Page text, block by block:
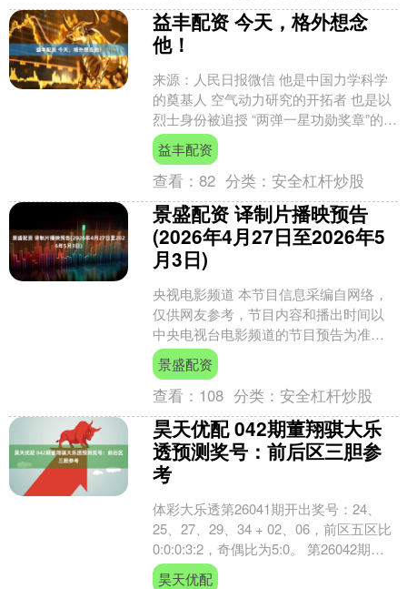
益丰配资 今天，格外想念
他！
来源：人民日报微信 他是中国力学科学
的奠基人 空气动力研究的开拓者 也是以
烈士身份被追授 “两弹一星功勋奖章”的科
学家 他是 今天是 郭永怀先生的诞辰 岁
月流转....
益丰配资
查看：82 分类：安全杠杆炒股
景盛配资 译制片播映预告
(2026年4月27日至2026年5
月3日)
央视电影频道 本节目信息采编自网络，
仅供网友参考，节目内容和播出时间以
中央电视台电影频道的节目预告为准。
2025年4月27日，星期一 13:47 【印度】
最初....
景盛配资
查看： 108 分类：安全杠杆炒股
昊天优配 042期董翔骐大乐
透预测奖号：前后区三胆参
考
体彩大乐透第26041期开出奖号：24、
25、27、29、34 + 02、06，前区五区比
0:0:0:3:2，奇偶比为5:0。 第26042期大
乐透奖号数据统计....
昊天优配